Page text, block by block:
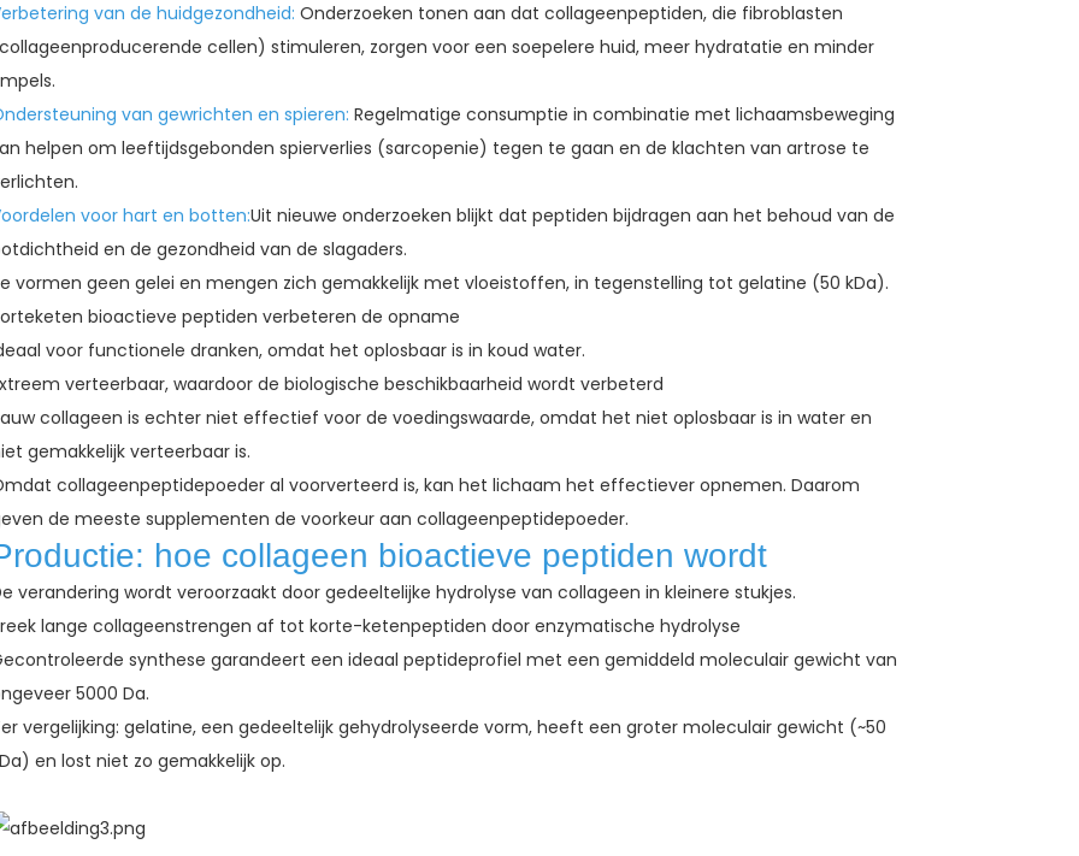
van de huidgezondheid: Onderzoeken tonen aan dat collageenpeptiden, die fibroblasten
cellen) stimuleren, zorgen voor een soepelere huid, meer hydratatie en minder
van gewrichten en spieren: Regelmatige consumptie in combinatie met lichaamsbeweging
helpen om leeftijdsgebonden spierverlies (sarcopenie) tegen te gaan en de klachten van artrose te
voor hart en botten:Uit nieuwe onderzoeken blijkt dat peptiden bijdragen aan het behoud van de
en de gezondheid van de slagaders.
vormen geen gelei en mengen zich gemakkelijk met vloeistoffen, in tegenstelling tot gelatine (50 kDa).
bioactieve peptiden verbeteren de opname
voor functionele dranken, omdat het oplosbaar is in koud water.
verteerbaar, waardoor de biologische beschikbaarheid wordt verbeterd
collageen is echter niet effectief voor de voedingswaarde, omdat het niet oplosbaar is in water en
gemakkelijk verteerbaar is.
collageenpeptidepoeder al voorverteerd is, kan het lichaam het effectiever opnemen. Daarom
de meeste supplementen de voorkeur aan collageenpeptidepoeder.
hoe collageen bioactieve peptiden wordt
verandering wordt veroorzaakt door gedeeltelijke hydrolyse van collageen in kleinere stukjes.
lange collageenstrengen af ​​tot korte-ketenpeptiden door enzymatische hydrolyse
synthese garandeert een ideaal peptideprofiel met een gemiddeld moleculair gewicht van
5000 Da.
vergelijking: gelatine, een gedeeltelijk gehydrolyseerde vorm, heeft een groter moleculair gewicht (~50
en lost niet zo gemakkelijk op.